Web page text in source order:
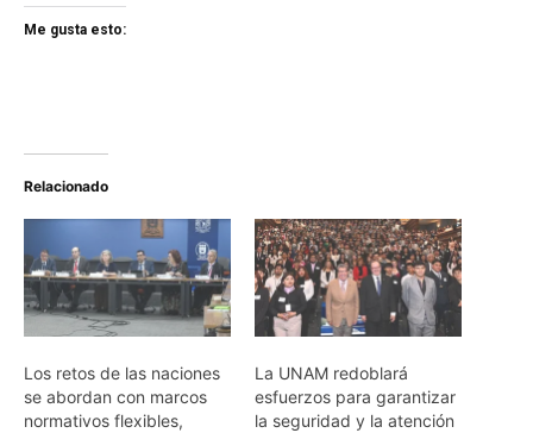
Me gusta esto:
Relacionado
Los retos de las naciones
se abordan con marcos
normativos flexibles,
La UNAM redoblará
esfuerzos para garantizar
la seguridad y la atención